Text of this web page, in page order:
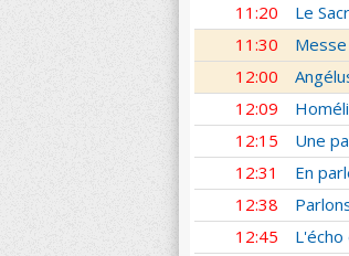
11:20 Le
11:30
12:00
12:09
12:15 Une
12:31 En
12:38
12:45 L'écho